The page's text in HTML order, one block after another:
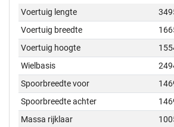
Voertuig lengte
Voertuig breedte
Voertuig hoogte
Wielbasis
Spoorbreedte voor
Spoorbreedte achter
Massa rijklaar